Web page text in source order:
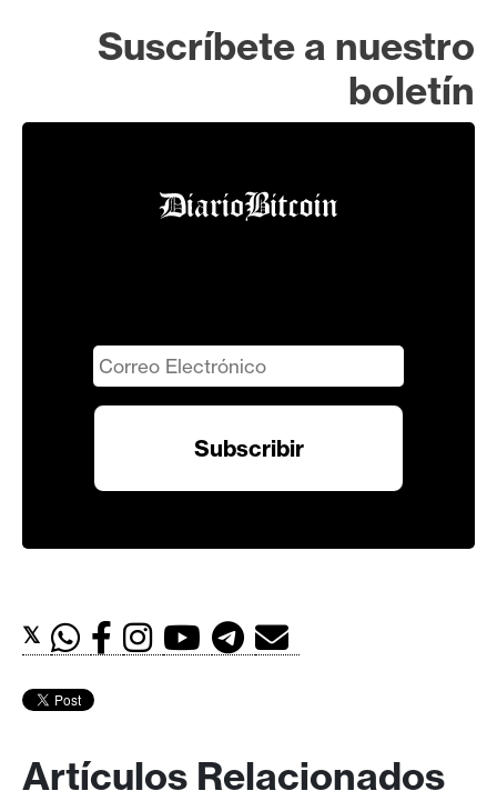
Suscríbete a nuestro
boletín
𝕏
Artículos Relacionados